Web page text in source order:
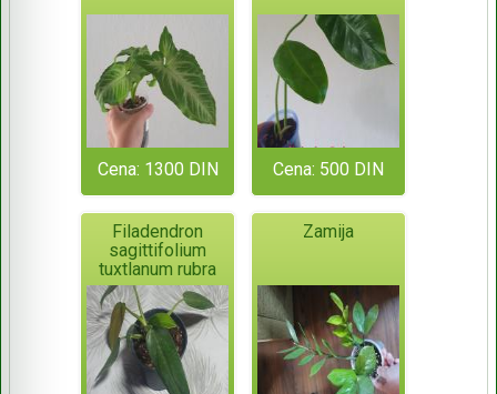
Cena: 1300 DIN Cena: 500 DIN
Filadendron
sagittifolium
tuxtlanum rubra
Zamija